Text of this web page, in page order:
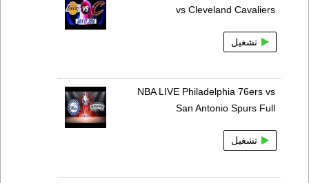
vs Cleveland Cavaliers
تشغيل
NBA LIVE Philadelphia 76ers vs
San Antonio Spurs Full
تشغيل